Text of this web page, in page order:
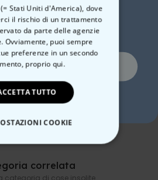
Boccale da Birra
Personalizzato con Logo
e 4 Volti
24,99 € 39,99 €
correlata
Stati Uniti d'America), dove
il rischio di un trattamento
da parte delle agenzie
Ovviamente, puoi sempre
preferenze in un secondo
proprio qui.
TUTTO
COOKIE
uno
10%?
Si, certo!
piacciono gli sconti